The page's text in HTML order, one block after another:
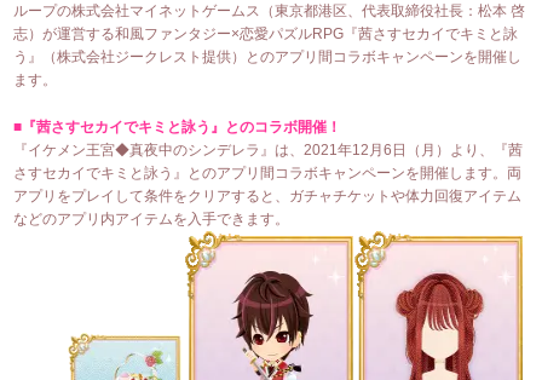
ループの株式会社マイネットゲームス（東京都港区、代表取締役社長：松本 啓
志）が運営する和風ファンタジー×恋愛パズルRPG『茜さすセカイでキミと詠
う』（株式会社ジークレスト提供）とのアプリ間コラボキャンペーンを開催し
ます。
■『茜さすセカイでキミと詠う』とのコラボ開催！
『イケメン王宮◆真夜中のシンデレラ』は、2021年12月6日（月）より、『茜
さすセカイでキミと詠う』とのアプリ間コラボキャンペーンを開催します。両
アプリをプレイして条件をクリアすると、ガチャチケットや体力回復アイテム
などのアプリ内アイテムを入手できます。